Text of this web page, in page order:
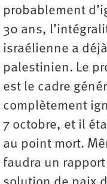
probablement
30 ans,
israélienne a
palestinien. Le
est le cadre
complètement
7 octobre, et il
au point mort.
faudra un